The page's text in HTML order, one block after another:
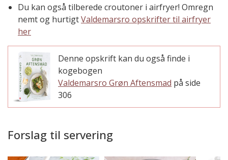
Du kan også tilberede croutoner i airfryer! Omregn
nemt og hurtigtValdemarsro opskrifter til airfryer
her
Denne opskrift kan du også finde i
kogebogen
Valdemarsro Grøn Aftensmad på side
306
Forslag til servering